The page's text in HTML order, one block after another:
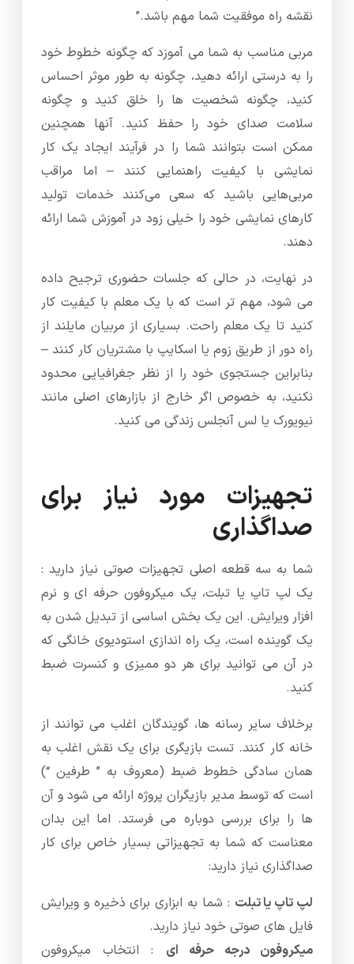
نقشه راه موفقیت شما مهم باشد.”
مربی مناسب به شما می آموزد که چگونه خطوط خود
را به درستی ارائه دهید، چگونه به طور موثر احساس
کنید، چگونه شخصیت ها را خلق کنید و چگونه
سلامت صدای خود را حفظ کنید. آنها همچنین
ممکن است بتوانند شما را در فرآیند ایجاد یک کار
نمایشی با کیفیت راهنمایی کنند – اما مراقب
مربی‌هایی باشید که سعی می‌کنند خدمات تولید
کارهای نمایشی خود را خیلی زود در آموزش شما ارائه
دهند.
در نهایت، در حالی که جلسات حضوری ترجیح داده
می شود، مهم تر است که با یک معلم با کیفیت کار
کنید تا یک معلم راحت. بسیاری از مربیان مایلند از
راه دور از طریق زوم یا اسکایپ با مشتریان کار کنند –
بنابراین جستجوی خود را از نظر جغرافیایی محدود
نکنید، به خصوص اگر خارج از بازارهای اصلی مانند
نیویورک یا لس آنجلس زندگی می کنید.
تجهیزات مورد نیاز برای
صداگذاری
شما به سه قطعه اصلی تجهیزات صوتی نیاز دارید :
یک لپ تاپ یا تبلت، یک میکروفون حرفه ای و نرم
افزار ویرایش. این یک بخش اساسی از تبدیل شدن به
یک گوینده است، یک راه اندازی استودیوی خانگی که
در آن می توانید برای هر دو ممیزی و کنسرت ضبط
کنید.
برخلاف سایر رسانه ها، گویندگان اغلب می توانند از
خانه کار کنند. تست بازیگری برای یک نقش اغلب به
همان سادگی خطوط ضبط (معروف به ” طرفین “)
است که توسط مدیر بازیگران پروژه ارائه می شود و آن
ها را برای بررسی دوباره می فرستد. اما این بدان
معناست که شما به تجهیزاتی بسیار خاص برای کار
صداگذاری نیاز دارید:
لپ تاپ یا تبلت : شما به ابزاری برای ذخیره و ویرایش
فایل های صوتی خود نیاز دارید.
میکروفون درجه حرفه ای : انتخاب میکروفون